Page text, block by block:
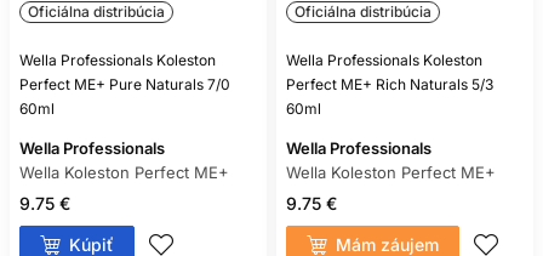
Oficiálna distribúcia
Wella Professionals Koleston
Perfect ME+ Pure Naturals 7/0
60ml
Wella Professionals
Wella Koleston Perfect ME+
9.75 €
Kúpiť
Oficiálna distribúcia
Wella Professionals Koleston
Perfect ME+ Rich Naturals 5/3
60ml
Wella Professionals
Wella Koleston Perfect ME+
9.75 €
Mám záujem